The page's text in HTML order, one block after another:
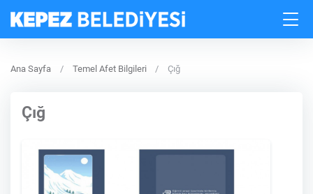
Ana Sayfa Temel Afet Bilgileri Çığ
Çığ